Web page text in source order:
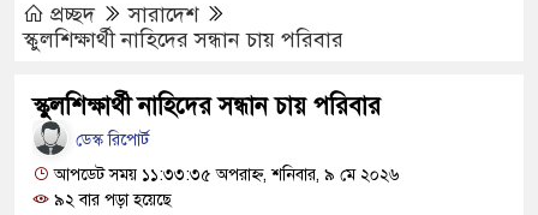
আমাদের মিত্র, অচিরেই আমাদের সঙ্গে মিশে যাবে:
ইমামতি নয়, জাতির দায়িত্ব নিতে হবে ওলামায়ে
প্রচ্ছদ
সারাদেশ
স্কুলশিক্ষার্থী নাহিদের সন্ধান চায় পরিবার
স্কুলশিক্ষার্থী নাহিদের সন্ধান চায় পরিবার
ডেস্ক রিপোর্ট
আপডেট সময় ১১:৩৩:৩৫ অপরাহ্ন, শনিবার, ৯ মে ২০২৬
৯২ বার পড়া হয়েছে